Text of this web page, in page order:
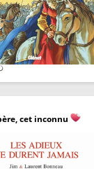
cet inconnu